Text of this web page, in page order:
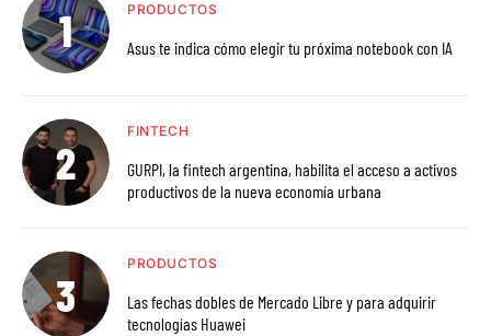
PRODUCTOS
Asus te indica cómo elegir tu próxima notebook con IA
FINTECH
GURPI, la fintech argentina, habilita el acceso a activos
productivos de la nueva economía urbana
PRODUCTOS
Las fechas dobles de Mercado Libre y para adquirir
tecnologías Huawei